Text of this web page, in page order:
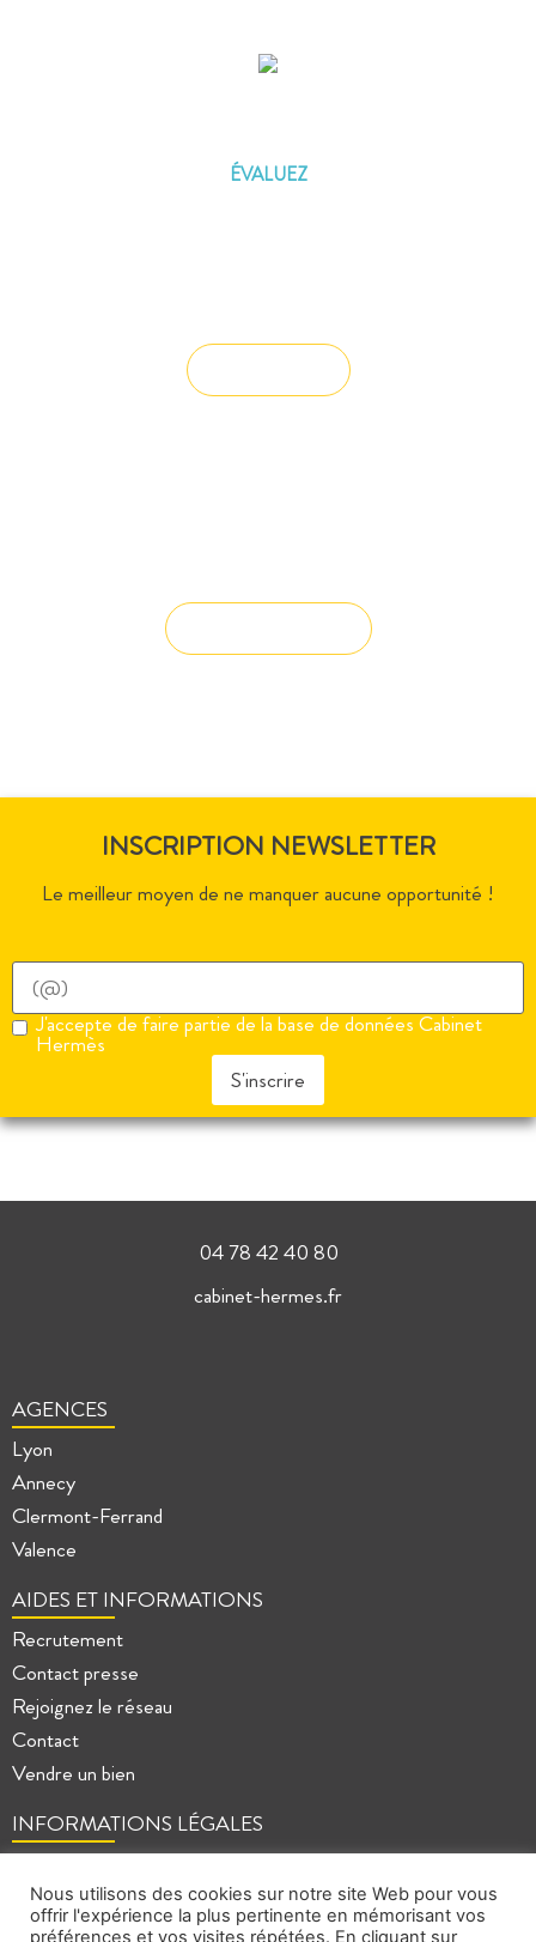
ÉVALUEZ
INSCRIPTION NEWSLETTER
Le meilleur moyen de ne manquer aucune opportunité !
J'accepte de faire partie de la base de données Cabinet
Hermès
S'inscrire
04 78 42 40 80
cabinet-hermes.fr
AGENCES
Lyon
Annecy
Clermont-Ferrand
Valence
AIDES ET INFORMATIONS
Recrutement
Contact presse
Rejoignez le réseau
Contact
Vendre un bien
INFORMATIONS LÉGALES
Mentions légales
Politique de confidentialité
Plan du site
Nous utilisons des cookies sur notre site Web pour vous
offrir l'expérience la plus pertinente en mémorisant vos
préférences et vos visites répétées. En cliquant sur